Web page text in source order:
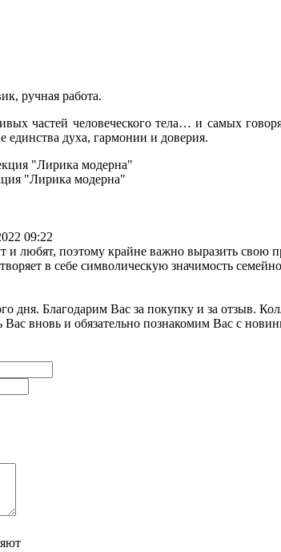
ручная работа.
частей человеческого тела… и самых
духа, гармонии и доверия.
"Лирика модерна"
"Лирика модерна"
09:22
и любят, поэтому крайне важно выразить
в себе символическую значимость
дня. Благодарим Вас за покупку и за отзыв.
вновь и обязательно познакомим Вас с